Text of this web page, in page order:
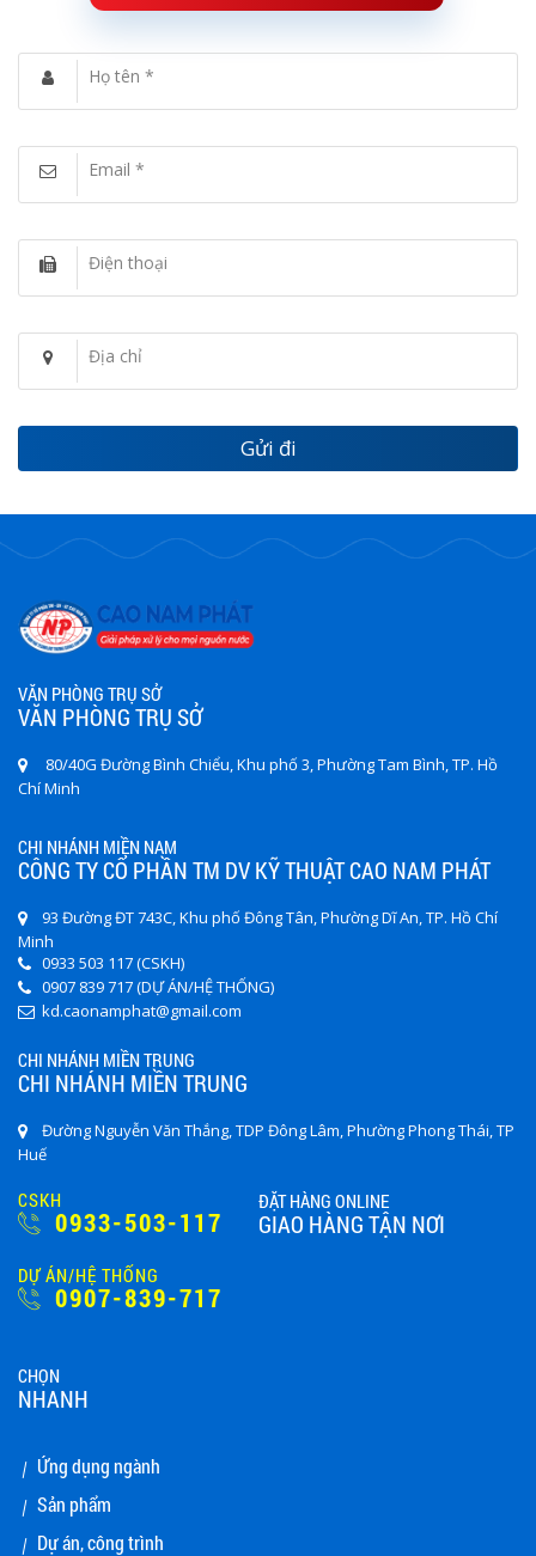
Họ tên *
Email *
Điện thoại
Địa chỉ
VĂN PHÒNG TRỤ SỞ
VĂN PHÒNG TRỤ SỞ
80/40G Đường Bình Chiểu, Khu phố 3, Phường Tam Bình, TP. Hồ
Chí Minh
CHI NHÁNH MIỀN NAM
CÔNG TY CỔ PHẦN TM DV KỸ THUẬT CAO NAM PHÁT
93 Đường ĐT 743C, Khu phố Đông Tân, Phường Dĩ An, TP. Hồ Chí
Minh
0933 503 117 (CSKH)
0907 839 717 (DỰ ÁN/HỆ THỐNG)
kd.caonamphat@gmail.com
CHI NHÁNH MIỀN TRUNG
CHI NHÁNH MIỀN TRUNG
Đường Nguyễn Văn Thắng, TDP Đông Lâm, Phường Phong Thái, TP
Huế
CSKH
0933-503-117
DỰ ÁN/HỆ THỐNG
0907-839-717
ĐẶT HÀNG ONLINE
GIAO HÀNG TẬN NƠI
CHỌN
NHANH
Ứng dụng ngành
Sản phẩm
Dự án, công trình